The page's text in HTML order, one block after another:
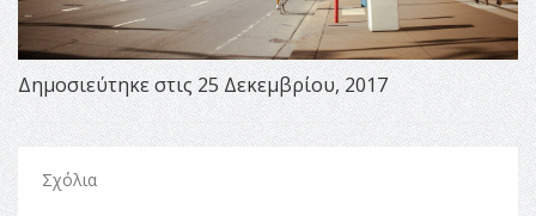
Δημοσιεύτηκε στις 25 Δεκεμβρίου, 2017
Σχόλια